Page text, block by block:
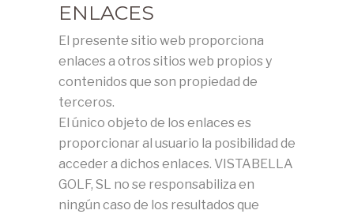
ENLACES
El presente sitio web proporciona
enlaces a otros sitios web propios y
contenidos que son propiedad de
terceros.
El único objeto de los enlaces es
proporcionar al usuario la posibilidad de
acceder a dichos enlaces. VISTABELLA
GOLF, SL no se responsabiliza en
ningún caso de los resultados que